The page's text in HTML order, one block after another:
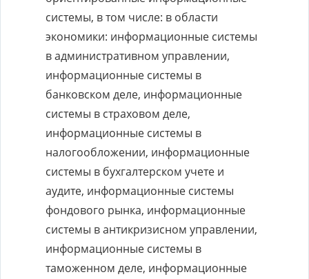
системы, в том числе: в области
экономики: информационные системы
в административном управлении,
информационные системы в
банковском деле, информационные
системы в страховом деле,
информационные системы в
налогообложении, информационные
системы в бухгалтерском учете и
аудите, информационные системы
фондового рынка, информационные
системы в антикризисном управлении,
информационные системы в
таможенном деле, информационные